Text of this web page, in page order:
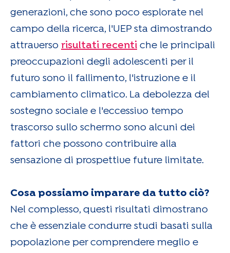
generazioni, che sono poco esplorate nel
campo della ricerca, l'UEP sta dimostrando
attraverso risultati recenti che le principali
preoccupazioni degli adolescenti per il
futuro sono il fallimento, l'istruzione e il
cambiamento climatico. La debolezza del
sostegno sociale e l'eccessivo tempo
trascorso sullo schermo sono alcuni dei
fattori che possono contribuire alla
sensazione di prospettive future limitate.
Cosa possiamo imparare da tutto ciò?
Nel complesso, questi risultati dimostrano
che è essenziale condurre studi basati sulla
popolazione per comprendere meglio e